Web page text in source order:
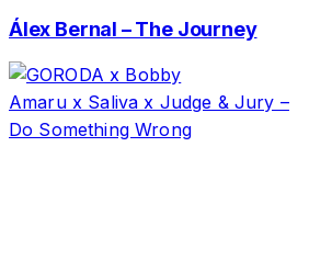
Álex Bernal – The Journey